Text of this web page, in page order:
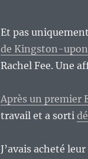
Et pas
de Kingston-
Rachel Fee. Une
Après un premier
travail et a sorti
J’avais acheté